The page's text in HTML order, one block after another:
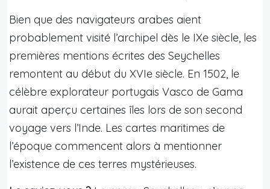
Bien que des navigateurs arabes aient
probablement visité l’archipel dès le IXe siècle, les
premières mentions écrites des Seychelles
remontent au début du XVIe siècle. En 1502, le
célèbre explorateur portugais Vasco de Gama
aurait aperçu certaines îles lors de son second
voyage vers l’Inde. Les cartes maritimes de
l’époque commencent alors à mentionner
l’existence de ces terres mystérieuses.